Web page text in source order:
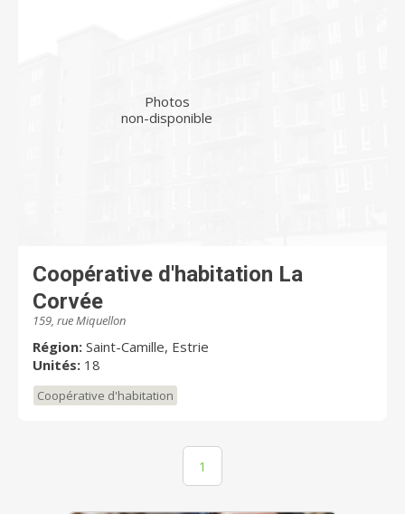
Photos
non-disponible
Coopérative d'habitation La
Corvée
159, rue Miquellon
Région: Saint-Camille, Estrie
Unités: 18
Coopérative d'habitation
1